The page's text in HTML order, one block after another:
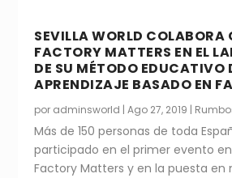
SEVILLA WORLD COLABORA
FACTORY MATTERS EN EL
DE SU MÉTODO EDUCATIVO
APRENDIZAJE BASADO EN
por adminsworld |Ago 27, 2019 |
Más de 150 personas de toda
participado en el primer evento
Factory Matters y en la puesta en